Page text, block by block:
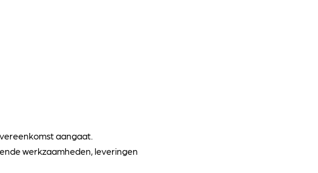
aangaat.
werkzaamheden, leveringen